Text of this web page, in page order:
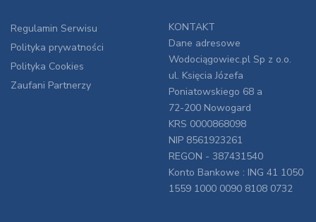
Regulamin Serwisu
Polityka prywatności
Polityka Cookies
Zaufani Partnerzy
KONTAKT
Dane adresowe
Wodociągowiec.pl Sp z o.o.
ul. Księcia Józefa
Poniatowskiego 68 a
72-200 Nowogard
KRS 0000868098
NIP 8561923261
REGON - 387431540
Konto Bankowe : ING 41 1050
1559 1000 0090 8108 0732